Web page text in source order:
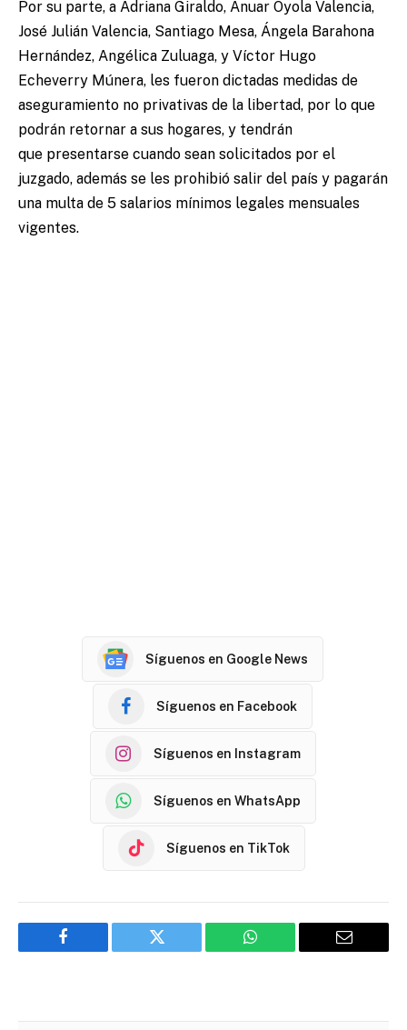
Por su parte, a Adriana Giraldo, Ánuar Oyola Valencia,
José Julián Valencia, Santiago Mesa, Ángela Barahona
Hernández, Angélica Zuluaga, y Víctor Hugo
Echeverry Múnera, les fueron dictadas medidas de
aseguramiento no privativas de la libertad, por lo que
podrán retornar a sus hogares, y tendrán
que presentarse cuando sean solicitados por el
juzgado, además se les prohibió salir del país y pagarán
una multa de 5 salarios mínimos legales mensuales
vigentes.
Síguenos en Google News
Síguenos en Facebook
Síguenos en Instagram
Síguenos en WhatsApp
Síguenos en TikTok
Facebook Twitter WhatsApp Email